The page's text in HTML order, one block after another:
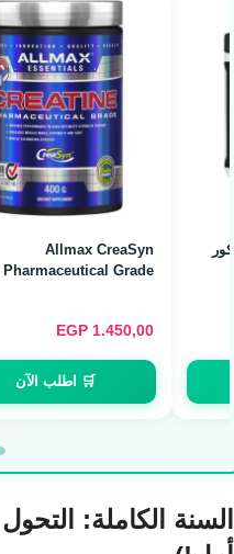
Allmax CreaSyn
Pharmaceutical Grade
1.450,00